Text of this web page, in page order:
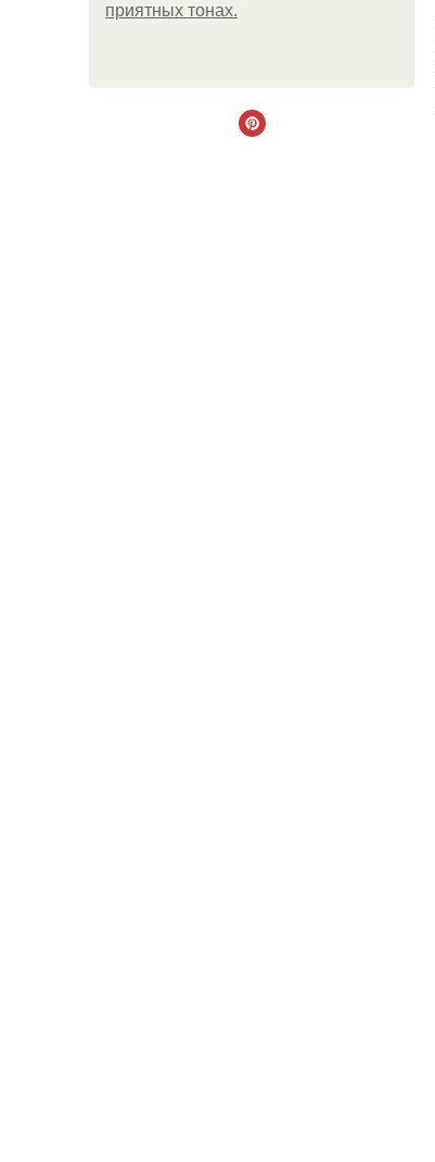
приятных тонах.